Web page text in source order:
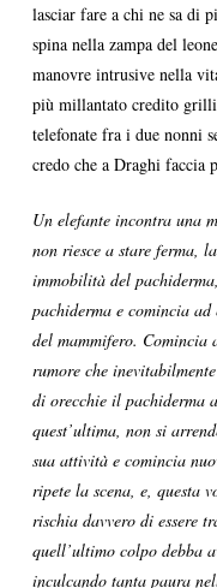
lasciar fare a chi ne sa di
spina nella zampa del
manovre intrusive nella
più millantato credito
telefonate fra i due nonni
credo che a Draghi faccia
Un elefante incontra una
non riesce a stare ferma,
immobilità del
pachiderma e comincia
del mammifero. Comincia
rumore che
di orecchie il pachiderma
quest’ultima, non si
sua attività e comincia
ripete la scena, e, questa
rischia davvero di essere
quell’ultimo colpo debba
inculcando tanta paura